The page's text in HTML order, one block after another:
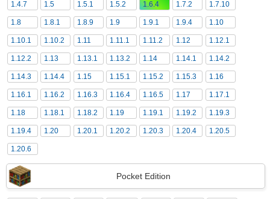
1.4.7 1.5 1.5.1 1.5.2 1.6.4 1.7.2 1.7.10
1.8 1.8.1 1.8.9 1.9 1.9.1 1.9.4 1.10
1.10.1 1.10.2 1.11 1.11.1 1.11.2 1.12 1.12.1
1.12.2 1.13 1.13.1 1.13.2 1.14 1.14.1 1.14.2
1.14.3 1.14.4 1.15 1.15.1 1.15.2 1.15.3 1.16
1.16.1 1.16.2 1.16.3 1.16.4 1.16.5 1.17 1.17.1
1.18 1.18.1 1.18.2 1.19 1.19.1 1.19.2 1.19.3
1.19.4 1.20 1.20.1 1.20.2 1.20.3 1.20.4 1.20.5
1.20.6
Pocket Edition